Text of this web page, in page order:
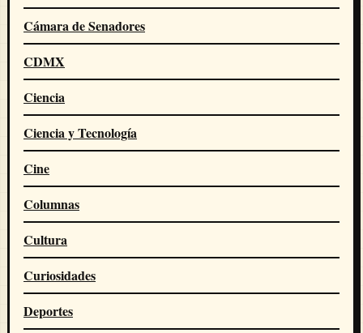
Cámara de Senadores
CDMX
Ciencia
Ciencia y Tecnología
Cine
Columnas
Cultura
Curiosidades
Deportes